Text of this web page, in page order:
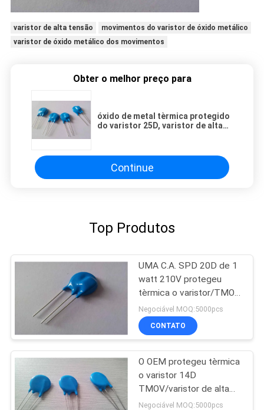
varistor de alta tensão
movimentos do varistor de óxido metálico
varistor de óxido metálico dos movimentos
Obter o melhor preço para
óxido de metal tèrmica protegido
do varistor 25D, varistor de alta
Continue
Top Produtos
UMA C.A. SPD 20D de 1
watt 210V protegeu
tèrmica o varistor/TMOV
para a torneira do poder
Negociável MOQ:5000pcs
CONTATO
O OEM protegeu tèrmica
o varistor 14D
TMOV/varistor de alta
tensão
Negociável MOQ:5000pcs